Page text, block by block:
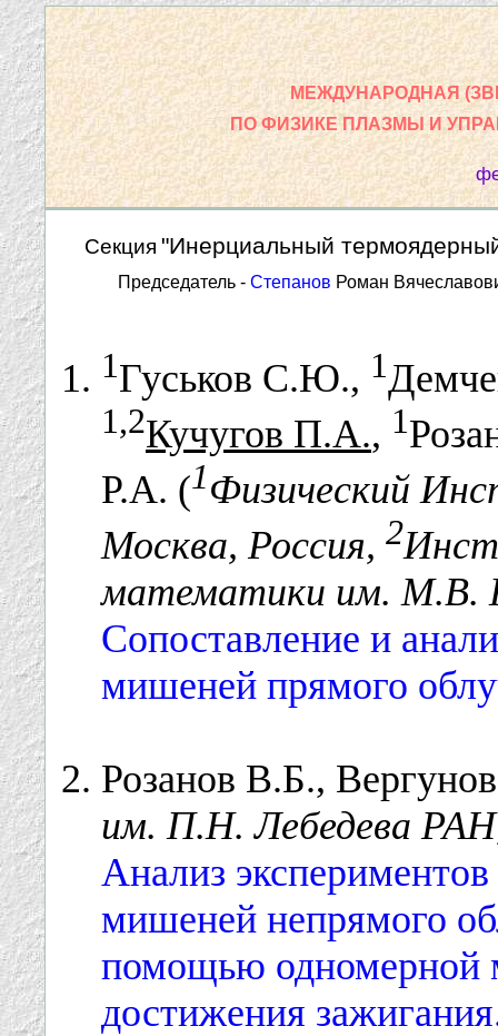
МЕЖДУНАРОДНАЯ
ПО ФИЗИКЕ ПЛАЗМЫ И
Секция "Инерциальный
Председатель - Степанов Роман
1Гуськов С.Ю., 1
1,2Кучугов П.А., 1
Р.А. (1Физический
Москва, Россия, 2
математики им. М.В.
Сопоставление и
мишеней прямого
Розанов В.Б.,
им. П.Н. Лебедева
Анализ
мишеней непрямого
помощью одномерной
достижения